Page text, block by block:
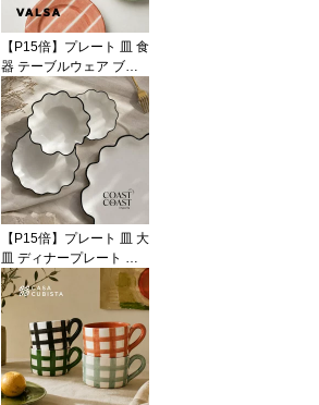
輸入 インポート 直輸入
オブジェ 置物 インテリ
ア ハンドメイド
【P15倍】プレート 皿 食
器 テーブルウェア ブル
ー イエロー グリーン レ
ッド 青 赤 黄色 陶器 アー
スンウェア ラウンド 22c
m 中皿 オブジェ 置物 イ
ンテリア おしゃれ かわ
いい 海外インテリア 輸
入 インポート 直輸入 ギ
フト 輸入食器 モダン ハ
ンドメイド VALSA HOM
E
【P15倍】プレート 皿 大
皿 ディナープレート ラ
ージ 大判 食器 テーブル
ウェア ウェーブ 花びら
フラワー セラミック 陶
器 ホワイト 白 ブラック
黒 おしゃれ かわいい モ
ダン 海外インテリア 輸
入 インポート 直輸入 ギ